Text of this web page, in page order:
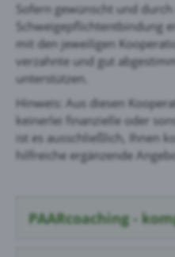
Sofern gewünscht und
Schweigepflichtentbindung
mit den jeweiligen
verzahnte und gut
unterstützen.
Hinweis: Aus diesen
keinerlei finanzielle oder
ist es ausschließlich, Ihnen
hilfreiche ergänzende
PAARcoaching -